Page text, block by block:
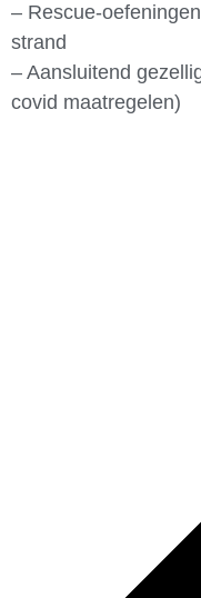
– Rescue-
strand
– Aansluitend
covid maatregelen)